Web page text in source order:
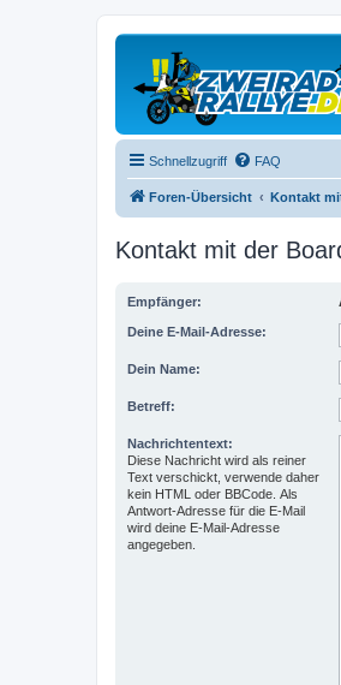
Schnellzugriff FAQ
Foren-Übersicht Kontakt
Kontakt mit der
Empfänger:
Deine E-Mail-Adresse:
Dein Name:
Betreff:
Nachrichtentext:
Diese Nachricht wird als reiner
Text verschickt, verwende daher
kein HTML oder BBCode. Als
Antwort-Adresse für die E-Mail
wird deine E-Mail-Adresse
angegeben.